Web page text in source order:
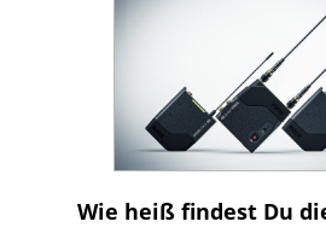
Wie heiß findest Du